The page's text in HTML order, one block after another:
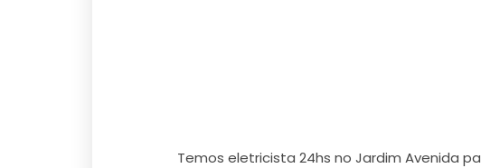
Temos eletricista 24hs no Jardim Avenida